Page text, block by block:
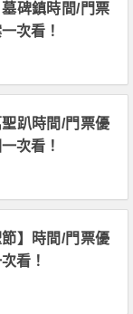
墓碑鎮時間/門票
次看！
聖趴時間/門票優
次看！
節】時間/門票優
看！